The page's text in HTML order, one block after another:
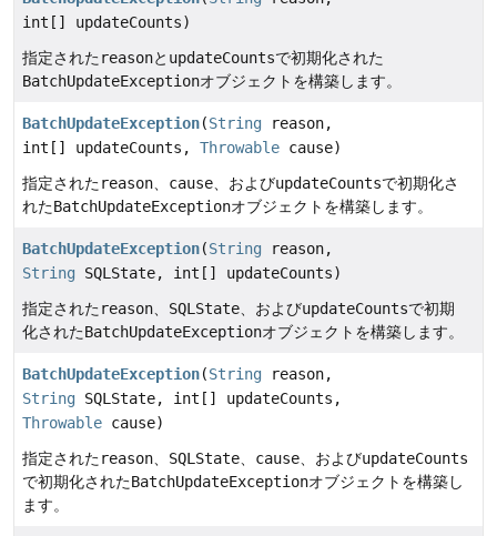
int[] updateCounts)
指定されたreasonと updateCountsで初期化された
BatchUpdateExceptionオブジェクトを構築します。
BatchUpdateException(String reason,
int[] updateCounts, Throwable cause)
指定されたreason、 cause、およびupdateCountsで初期化さ
れたBatchUpdateExceptionオブジェクトを構築します。
BatchUpdateException(String reason,
String SQLState, int[] updateCounts)
指定されたreason、 SQLState、およびupdateCountsで初期
化されたBatchUpdateExceptionオブジェクトを構築します。
BatchUpdateException(String reason,
String SQLState, int[] updateCounts,
Throwable cause)
指定されたreason、 SQLState、 cause、およびupdateCounts
で初期化されたBatchUpdateExceptionオブジェクトを構築し
ます。